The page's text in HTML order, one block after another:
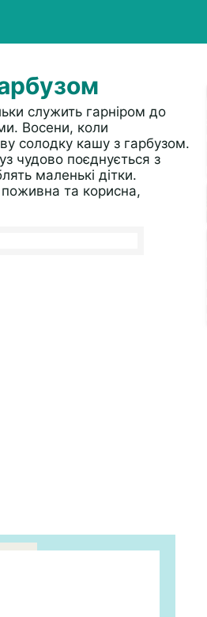
служить гарніром до
Восени, коли
солодку кашу з гарбузом.
чудово поєднується з
маленькі дітки.
та корисна,